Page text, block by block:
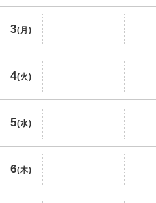
3(月)
4(火)
5(水)
6(木)